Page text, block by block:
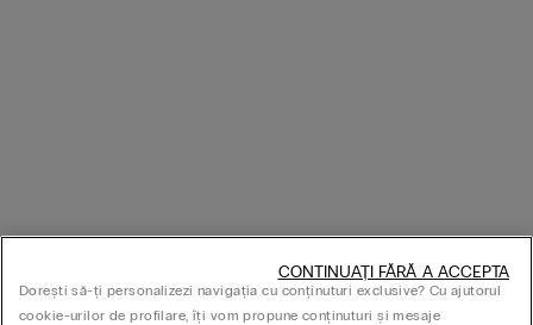
Dorești să-ți personalizezi navigația cu conținuturi exclusive? Cu ajutorul
cookie-urilor de profilare, îți vom propune conținuturi și mesaje
CONTINUAȚI FĂRĂ A ACCEPTA